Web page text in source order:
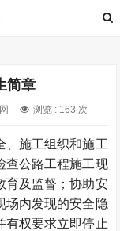
简章
浏览 : 163 次
、施工组织和施工
查公路工程施工现
育及监督；协助安
场内发现的安全隐
有权要求立即停止